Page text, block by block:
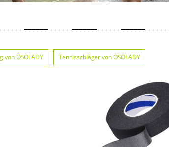
von OSOLADY Tennisschläger von OSOLADY